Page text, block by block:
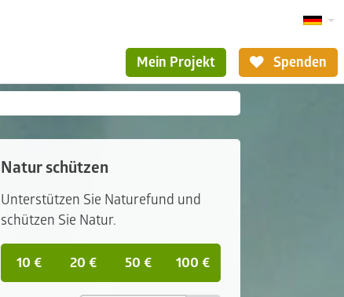
Mein Projekt Spenden
Natur schützen
Unterstützen Sie Naturefund und
schützen Sie Natur.
10 € 20 € 50 € 100 €